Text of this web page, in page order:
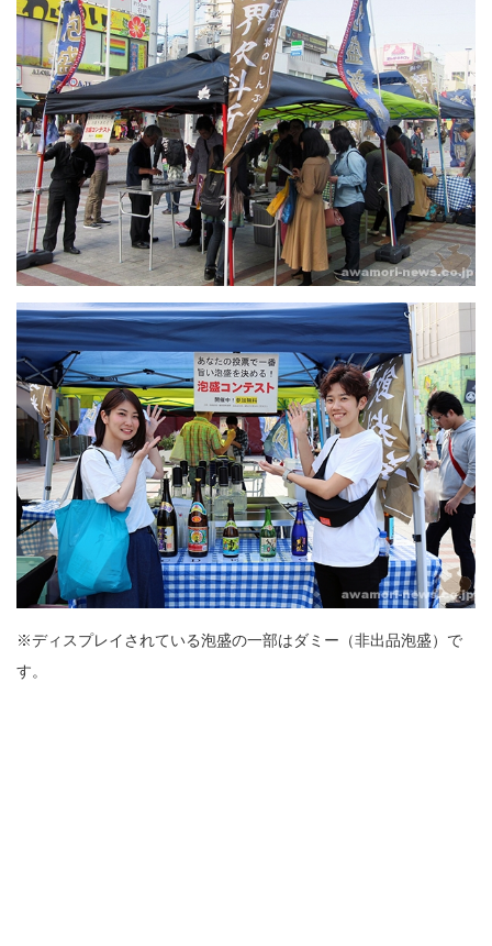
※ディスプレイされている泡盛の一部はダミー（非出品泡盛）で
す。